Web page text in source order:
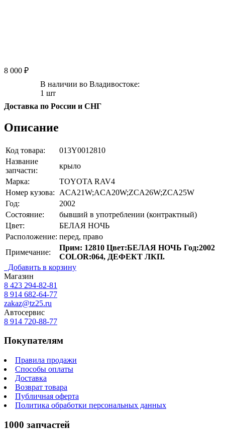
8 000 ₽
В наличии во Владивостоке:
1 шт
Доставка по России и СНГ
Описание
Код товара:
013Y0012810
Название
запчасти:
крыло
Марка:
TOYOTA RAV4
Номер кузова:
ACA21W;ACA20W;ZCA26W;ZCA25W
Год:
2002
Состояние:
бывший в употреблении (контрактный)
Цвет:
БЕЛАЯ НОЧЬ
Расположение: перед, право
Примечание:
Прим: 12810 Цвет:БЕЛАЯ НОЧЬ Год:2002
COLOR:064, ДЕФЕКТ ЛКП.
Добавить в корзину
Магазин
8 423 294-82-81
8 914 682-64-77
zakaz@tz25.ru
Автосервис
8 914 720-88-77
Покупателям
Правила продажи
Способы оплаты
Доставка
Возврат товара
Публичная оферта
Политика обработки персональных данных
1000 запчастей